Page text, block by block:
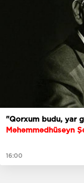
"Qorxum budu, yar
Məhəmmədhüseyn
16:00